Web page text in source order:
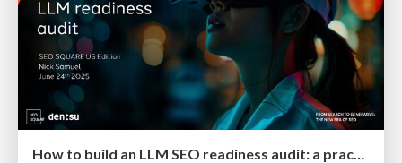
How to build an LLM SEO readiness audit: a practical framework